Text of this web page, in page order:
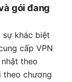
gói đang
sự khác biệt
cấp VPN
theo
theo chương